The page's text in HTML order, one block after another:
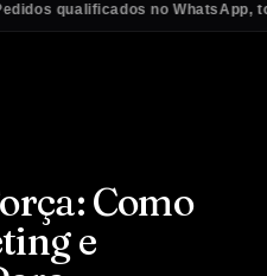
no WhatsApp, todos os
Como
e